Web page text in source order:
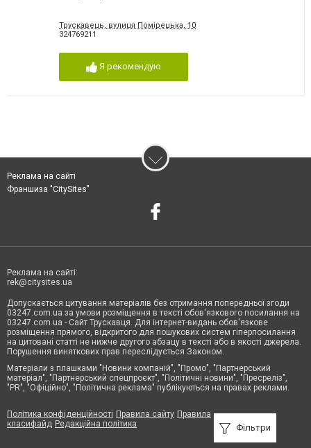
Трускавець, вулиця Помірецька, 10
324769211
Я рекомендую
Фільтри
Реклама на сайті
Франшиза "CitySites"
Реклама на сайті:
rek@citysites.ua
Допускається цитування матеріалів без отримання попередньої згоди
03247.com.ua за умови розміщення в тексті обов'язкового посилання на
03247.com.ua - Сайт Трускавця. Для інтернет-видань обов'язкове
розміщення прямого, відкритого для пошукових систем гіперпосилання
на цитовані статті не нижче другого абзацу в тексті або в якості джерела.
Порушення виняткових прав переслідується Законом.
Матеріали з плашками "Новини компаній", "Промо", "Партнерський
матеріал", "Партнерський спецпроєкт", "Політичні новини", "Пресреліз",
"PR", "Офіційно", "Політична реклама" публікуються на правах реклами.
Політика конфіденційності Правила сайту Правила
класифайд Редакційна політика